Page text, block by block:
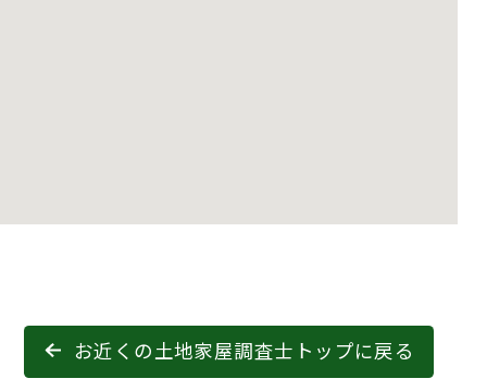
お近くの土地家屋調査士トップに戻る